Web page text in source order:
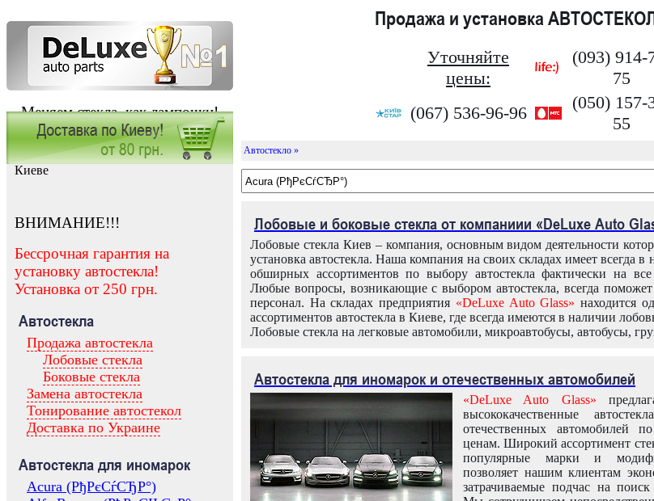
Меняем стекла, как лампочки!
Продажа и установка
Уточняйте
цены:
(093) 914-
75
(067) 536-96-96
(050) 157-
55
Заказать установку автостекла в
Киеве
ВНИМАНИЕ!!!
Бессрочная гарантия на
установку автостекла!
Установка от 250 грн.
Автостекла
Продажа автостекла
Лобовые стекла
Боковые стекла
Замена автостекла
Тонирование автостекол
Доставка по Украине
Автостекла для иномарок
Acura (РђРєСѓСЂР°)
Автостекло »
Лобовые и боковые стекла от компаниии «DeLuxe Auto
Лобовые стекла Киев – компания, основным видом деятельности
установка автостекла. Наша компания на своих складах имеет всегда
обширных ассортиментов по выбору автостекла фактически на
Любые вопросы, возникающие с выбором автостекла, всегда
персонал. На складах предприятия «DeLuxe Auto Glass» находится
ассортиментов автостекла в Киеве, где всегда имеются в наличии
Лобовые стекла на легковые автомобили, микроавтобусы, автобусы,
Автостекла для иномарок и отечественных автомобилей
«DeLuxe Auto Glass»
высококачественные
отечественных автомобилей
ценам. Широкий ассортимент
популярные марки и
позволяет нашим клиентам
затрачиваемые подчас на